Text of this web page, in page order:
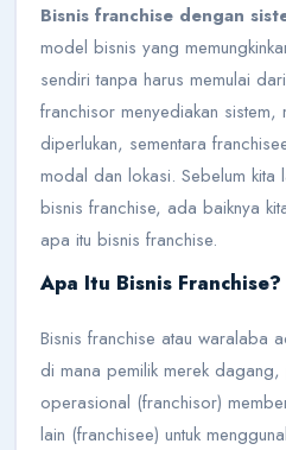
Bisnis franchise dengan
model bisnis yang
sendiri tanpa harus memulai
franchisor menyediakan
diperlukan, sementara
modal dan lokasi. Sebelum kita
bisnis franchise, ada baiknya
apa itu bisnis franchise.
Apa Itu Bisnis Franchise?
Bisnis franchise atau waralaba
di mana pemilik merek
operasional (franchisor)
lain (franchisee) untuk